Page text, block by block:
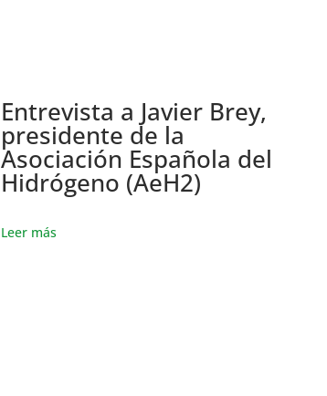
Entrevista a Javier Brey,
presidente de la
Asociación Española del
Hidrógeno (AeH2)
Leer más